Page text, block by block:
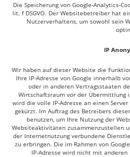
Die Speicherung von Google-Analytics-
lit. f DSGVO. Der Websitebetreiber hat
Nutzerverhaltens, um sowohl sein
IP
Wir haben auf dieser Website die
Ihre IP-Adresse von Google innerhalb
oder in anderen Vertragsstaaten
Wirtschaftsraum vor der Übermittlung
wird die volle IP-Adresse an einen
gekürzt. Im Auftrag des Betreibers
benutzen, um Ihre Nutzung der
Websiteaktivitäten zusammenzustellen
der Internetnutzung verbundene
zu erbringen. Die im Rahmen von
IP-Adresse wird nicht mit